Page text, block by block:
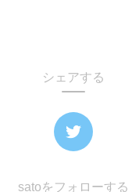
シェアする
satoをフォローする